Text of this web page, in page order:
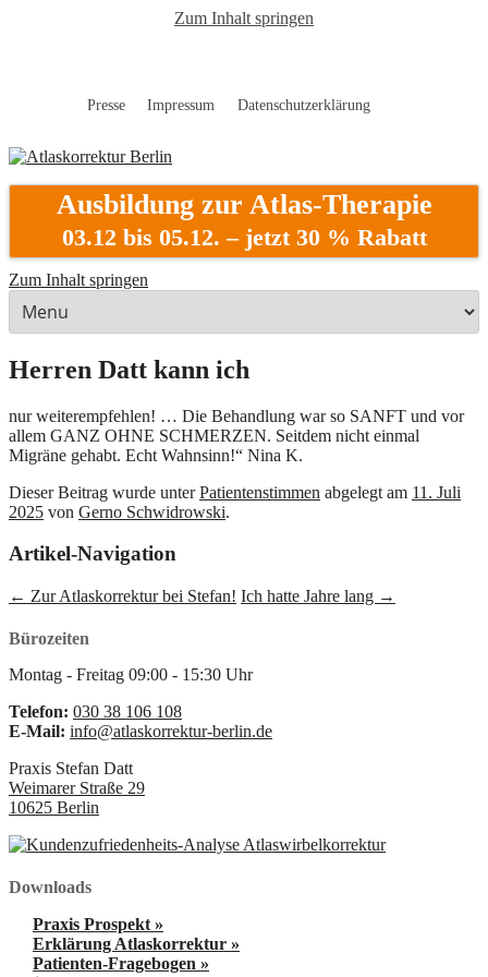
Zum Inhalt springen
Presse Impressum Datenschutzerklärung
Atlaskorrektur Berlin
Ausbildung zur Atlas-Therapie
03.12 bis 05.12. – jetzt 30 % Rabatt
Zum Inhalt springen
Herren Datt kann ich
nur weiterempfehlen! … Die Behandlung war so SANFT und vor
allem GANZ OHNE SCHMERZEN. Seitdem nicht einmal
Migräne gehabt. Echt Wahnsinn!“ Nina K.
Dieser Beitrag wurde unterPatientenstimmen abgelegt am 11. Juli
2025 von Gerno Schwidrowski.
Artikel-Navigation
← Zur Atlaskorrektur bei Stefan! Ich hatte Jahre lang →
Bürozeiten
Montag - Freitag 09:00 - 15:30 Uhr
Telefon: 030 38 106 108
E-Mail: info@atlaskorrektur-berlin.de
Praxis Stefan Datt
Weimarer Straße 29
10625 Berlin
Downloads
Praxis Prospekt »
Erklärung Atlaskorrektur »
Patienten-Fragebogen »